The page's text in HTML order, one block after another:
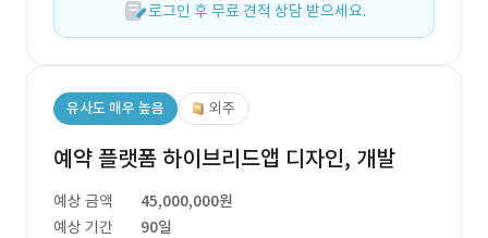
로그인 후 무료 견적 상담 받으세요.
유사도 매우 높음 외주
예약 플랫폼 하이브리드앱 디자인, 개발
예상 금액
45,000,000원
예상 기간
90일